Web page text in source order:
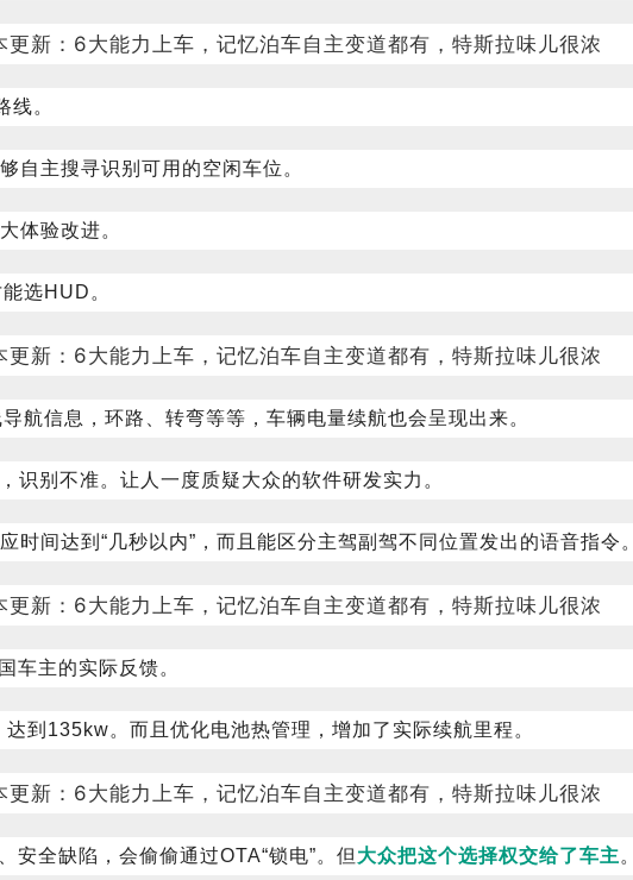
线。
自主搜寻识别可用的空闲车位。
体验改进。
选HUD。
航信息，环路、转弯等等，车辆电量续航也会呈现出来。
识别不准。让人一度质疑大众的软件研发实力。
间达到“几秒以内”，而且能区分主驾副驾不同位置发出的语音指令。
车主的实际反馈。
到135kw。而且优化电池热管理，增加了实际续航里程。
全缺陷，会偷偷通过OTA“锁电”。但 大众把这个选择权交给了车主。